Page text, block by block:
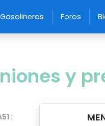
Gasolineras Foros
y
: